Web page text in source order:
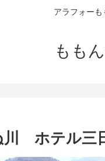
アラフォー
もも
川 ホテル三